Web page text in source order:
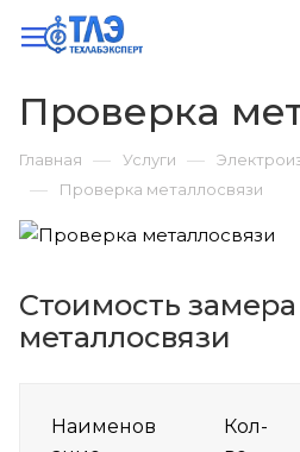
Главная — Услуги —
— Проверка металлосвязи
Стоимость замера
металлосвязи
Наименов
Кол-